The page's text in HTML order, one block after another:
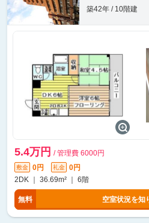
築42年 / 10階建
5.4万円 / 管理費 6000円
敷金 0円 礼金
0円
2DK ｜ 36.69m² ｜ 6階
無料 空室状況を知